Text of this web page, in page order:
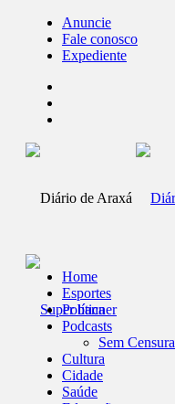
Anuncie
Fale conosco
Expediente
Home
Esportes
Política
Podcasts
Sem Censura
Cultura
Cidade
Saúde